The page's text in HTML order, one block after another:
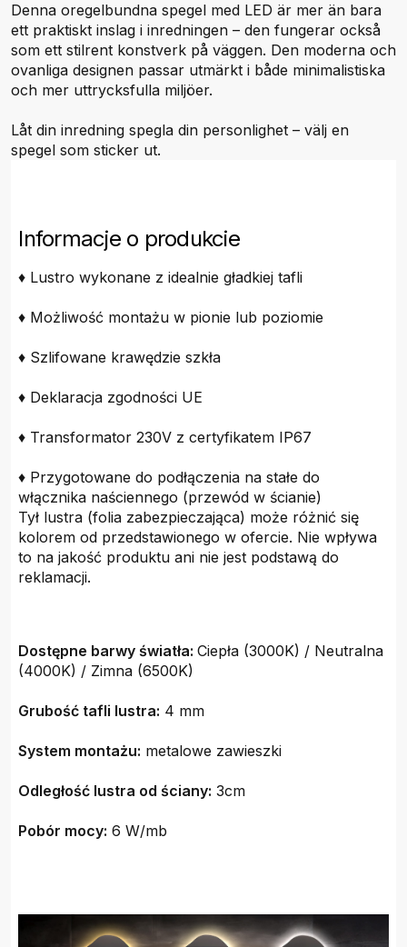
Denna oregelbundna spegel med LED är mer än bara
ett praktiskt inslag i inredningen – den fungerar också
som ett stilrent konstverk på väggen. Den moderna och
ovanliga designen passar utmärkt i både minimalistiska
och mer uttrycksfulla miljöer.
Låt din inredning spegla din personlighet – välj en
spegel som sticker ut.
Informacje o produkcie
♦ Lustro wykonane z idealnie gładkiej tafli
♦ Możliwość montażu w pionie lub poziomie
♦ Szlifowane krawędzie szkła
♦ Deklaracja zgodności UE
♦ Transformator 230V z certyfikatem IP67
♦ Przygotowane do podłączenia na stałe do
włącznika naściennego (przewód w ścianie)
Tył lustra (folia zabezpieczająca) może różnić się
kolorem od przedstawionego w ofercie. Nie wpływa
to na jakość produktu ani nie jest podstawą do
reklamacji.
Dostępne barwy światła:Ciepła (3000K) / Neutralna
(4000K) / Zimna (6500K)
Grubość tafli lustra: 4 mm
System montażu: metalowe zawieszki
Odległość lustra od ściany: 3cm
Pobór mocy: 6 W/mb